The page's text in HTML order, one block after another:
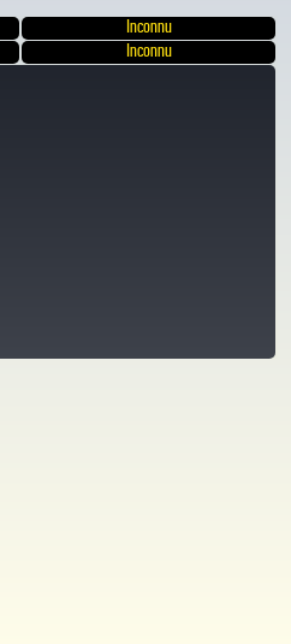
Inconnu
Inconnu